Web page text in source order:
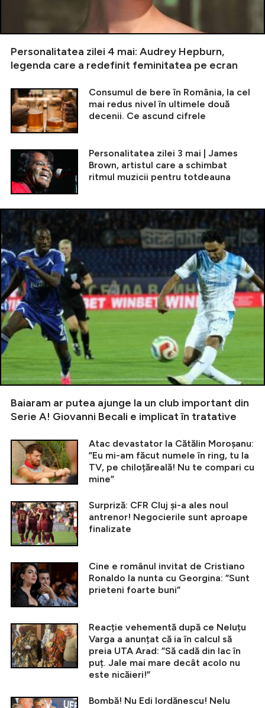
Personalitatea zilei 4 mai: Audrey Hepburn,
legenda care a redefinit feminitatea pe ecran
Consumul de bere în România, la cel
mai redus nivel în ultimele două
decenii. Ce ascund cifrele
Personalitatea zilei 3 mai | James
Brown, artistul care a schimbat
ritmul muzicii pentru totdeauna
Baiaram ar putea ajunge la un club important din
Serie A! Giovanni Becali e implicat în tratative
Atac devastator la Cătălin Moroșanu:
”Eu mi-am făcut numele în ring, tu la
TV, pe chiloțăreală! Nu te compari cu
mine”
Surpriză: CFR Cluj și-a ales noul
antrenor! Negocierile sunt aproape
finalizate
Cine e românul invitat de Cristiano
Ronaldo la nunta cu Georgina: ”Sunt
prieteni foarte buni”
Reacție vehementă după ce Neluțu
Varga a anunțat că ia în calcul să
preia UTA Arad: ”Să cadă din lac în
puț. Jale mai mare decât acolo nu
este nicăieri!”
Bombă! Nu Edi Iordănescu! Nelu